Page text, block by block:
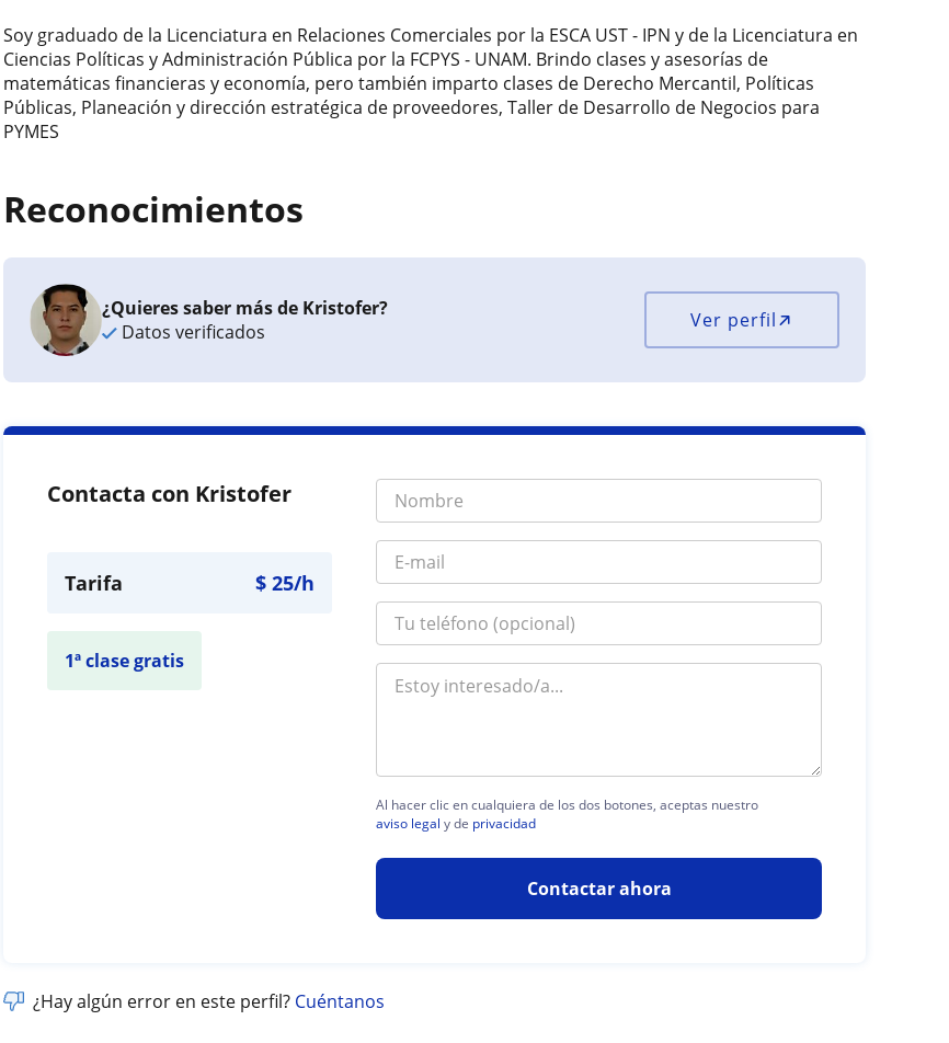
Soy graduado de la Licenciatura en Relaciones Comerciales por la ESCA UST - IPN y de la Licenciatura en
Ciencias Políticas y Administración Pública por la FCPYS - UNAM. Brindo clases y asesorías de
matemáticas financieras y economía, pero también imparto clases de Derecho Mercantil, Políticas
Públicas, Planeación y dirección estratégica de proveedores, Taller de Desarrollo de Negocios para
PYMES
Reconocimientos
¿Quieres saber más de Kristofer?
Datos verificados
Ver perfil
Contacta con Kristofer
Tarifa $25/h
1ª clase gratis
Al hacer clic en cualquiera de los dos botones, aceptas nuestro
aviso legal y de privacidad
Contactar ahora
¿Hay algún error en este perfil? Cuéntanos